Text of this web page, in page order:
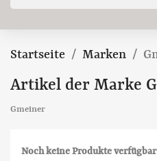
Startseite Marken
Artikel der Marke
Gmeiner
Noch keine Produkte verfügbar